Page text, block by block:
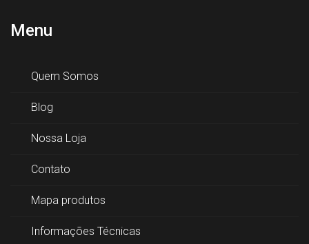
Menu
Quem Somos
Blog
Nossa Loja
Contato
Mapa produtos
Informações Técnicas